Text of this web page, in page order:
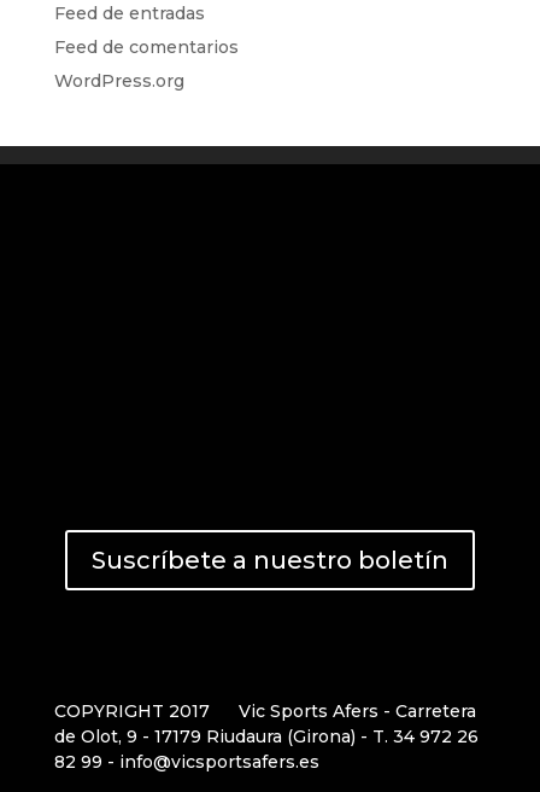
Feed de entradas
Feed de comentarios
WordPress.org
Suscríbete a nuestro boletín
COPYRIGHT 2017
Vic Sports Afers - Carretera
de Olot, 9 - 17179 Riudaura (Girona) - T. 34 972 26
82 99 - info@vicsportsafers.es